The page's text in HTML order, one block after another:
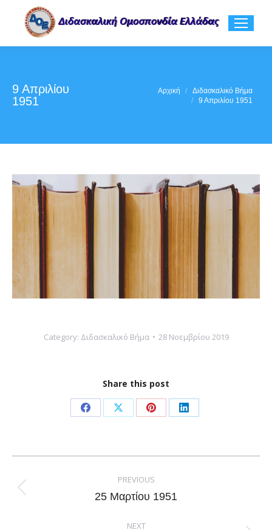
9 Απριλίου
1951
Αρχική
Διδασκαλικό Βήμα
9 Απριλίου 1951
Category: Διδασκαλικό Βήμα 28 Νοεμβρίου 2019
Share this post
Share
Facebook
Share
X
Share
Pinterest
Share
LinkedIn
navigation
PREVIOUS
Previous
25 Μαρτίου 1951
NEXT